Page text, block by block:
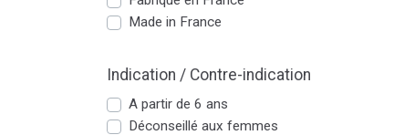
Made in France
Indication / Contre-indication
A partir de 6 ans
Déconseillé aux femmes